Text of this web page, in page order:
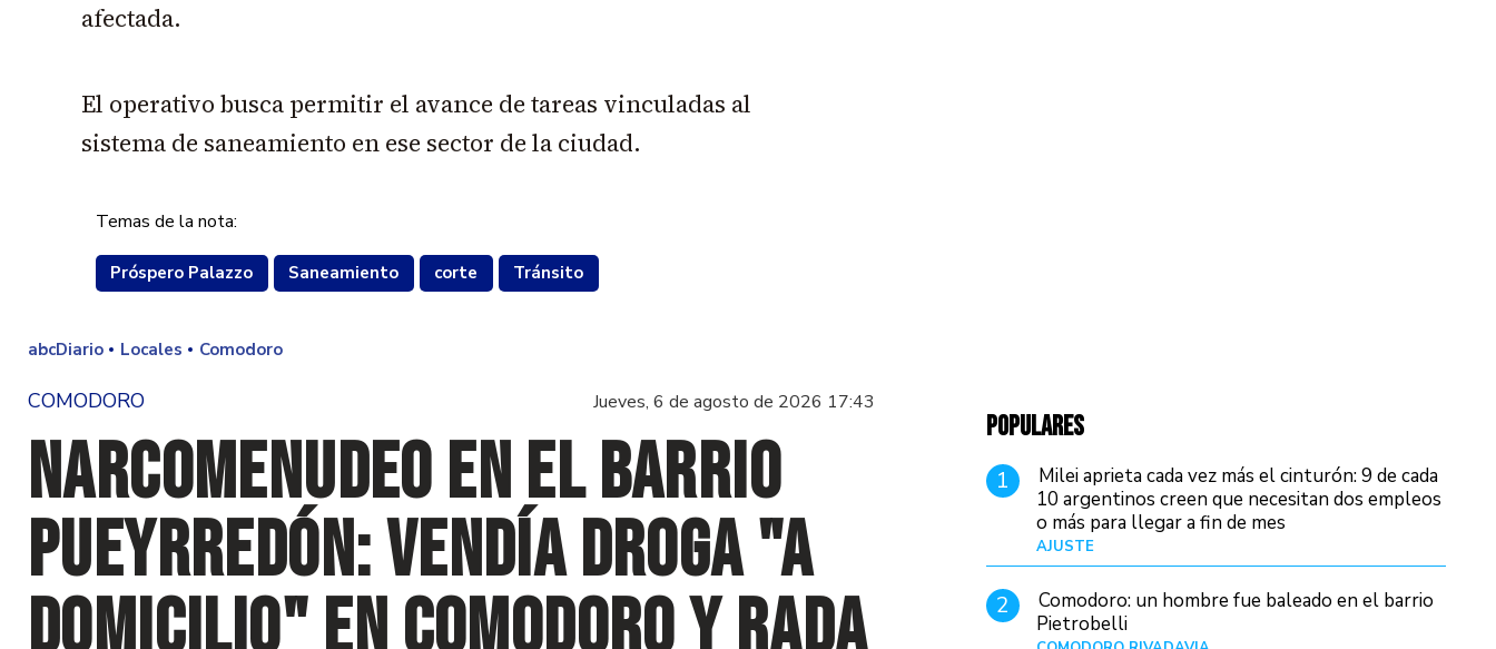
afectada.
El operativo busca permitir el avance de tareas vinculadas al
sistema de saneamiento en ese sector de la ciudad.
Temas de la nota:
Próspero Palazzo Saneamiento corte Tránsito
abcDiario Locales Comodoro
COMODORO Jueves, 6 de agosto de 2026 17:43
Narcomenudeo en el Barrio
Pueyrredón: vendía droga "a
POPULARES
1
Milei aprieta cada vez más el cinturón: 9 de cada
10 argentinos creen que necesitan dos empleos
o más para llegar a fin de mes
AJUSTE
2
Comodoro: un hombre fue baleado en el barrio
Pietrobelli